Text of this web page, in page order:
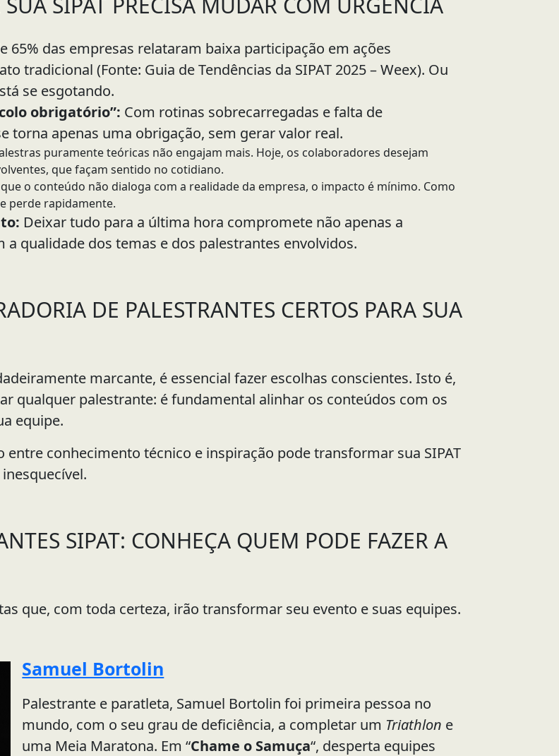
65% das empresas relataram baixa participação em ações
tradicional (Fonte: Guia de Tendências da SIPAT 2025 – Weex). Ou
se esgotando.
obrigatório”: Com rotinas sobrecarregadas e falta de
torna apenas uma obrigação, sem gerar valor real.
puramente teóricas não engajam mais. Hoje, os colaboradores desejam
que façam sentido no cotidiano.
o conteúdo não dialoga com a realidade da empresa, o impacto é mínimo. Como
perde rapidamente.
Deixar tudo para a última hora compromete não apenas a
a qualidade dos temas e dos palestrantes envolvidos.
DE PALESTRANTES CERTOS PARA SUA
marcante, é essencial fazer escolhas conscientes. Isto é,
qualquer palestrante: é fundamental alinhar os conteúdos com os
equipe.
entre conhecimento técnico e inspiração pode transformar sua SIPAT
SIPAT: CONHEÇA QUEM PODE FAZER A
que, com toda certeza, irão transformar seu evento e suas equipes.
Samuel Bortolin
Palestrante e paratleta, Samuel Bortolin foi primeira pessoa no
mundo, com o seu grau de deficiência, a completar um Triathlon e
uma Meia Maratona. Em “Chame o Samuça“, desperta equipes